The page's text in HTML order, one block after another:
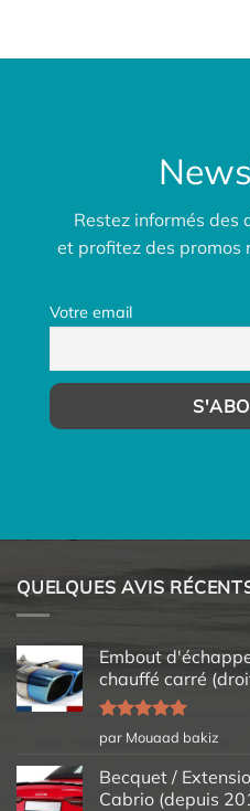
Restez informés des
et profitez des promos
Votre email
QUELQUES AVIS
Embout
chauffé carré
Note5sur
5
par Mouaad bakiz
Becquet /
Cabrio (depuis